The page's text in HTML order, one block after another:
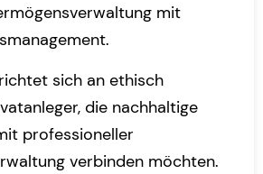
mit
sich an ethisch
die nachhaltige
professioneller
verbinden möchten.